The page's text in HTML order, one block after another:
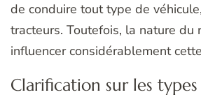
de conduire tout type de
tracteurs. Toutefois, la nature du
influencer considérablement
Clarification sur les